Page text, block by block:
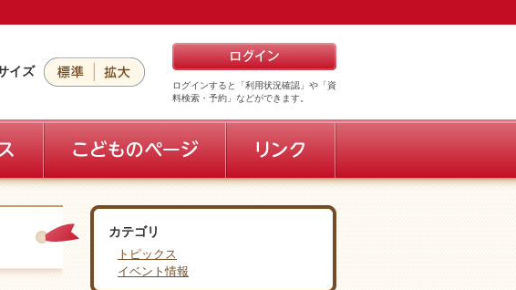
イズ
ログインすると「利用状況確認」や「資
料検索・予約」などができます。
カテゴリ
トピックス
イベント情報